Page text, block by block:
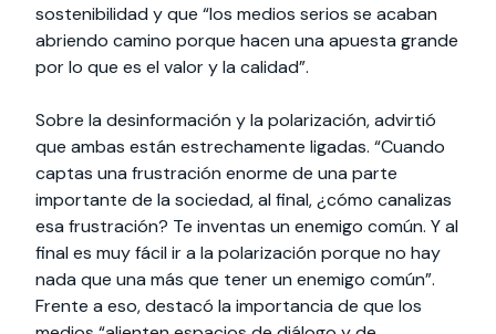
sostenibilidad y que “los medios serios se acaban
abriendo camino porque hacen una apuesta grande
por lo que es el valor y la calidad”.
Sobre la desinformación y la polarización, advirtió
que ambas están estrechamente ligadas. “Cuando
captas una frustración enorme de una parte
importante de la sociedad, al final, ¿cómo canalizas
esa frustración? Te inventas un enemigo común. Y al
final es muy fácil ir a la polarización porque no hay
nada que una más que tener un enemigo común”.
Frente a eso, destacó la importancia de que los